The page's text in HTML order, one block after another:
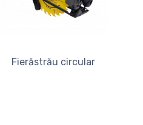
Fierăstrău circular